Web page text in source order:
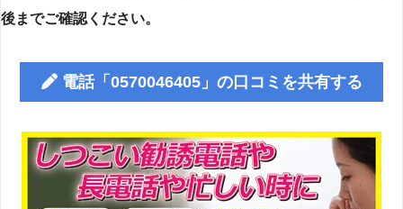
後までご確認ください。
電話「0570046405」の口コミを共有する